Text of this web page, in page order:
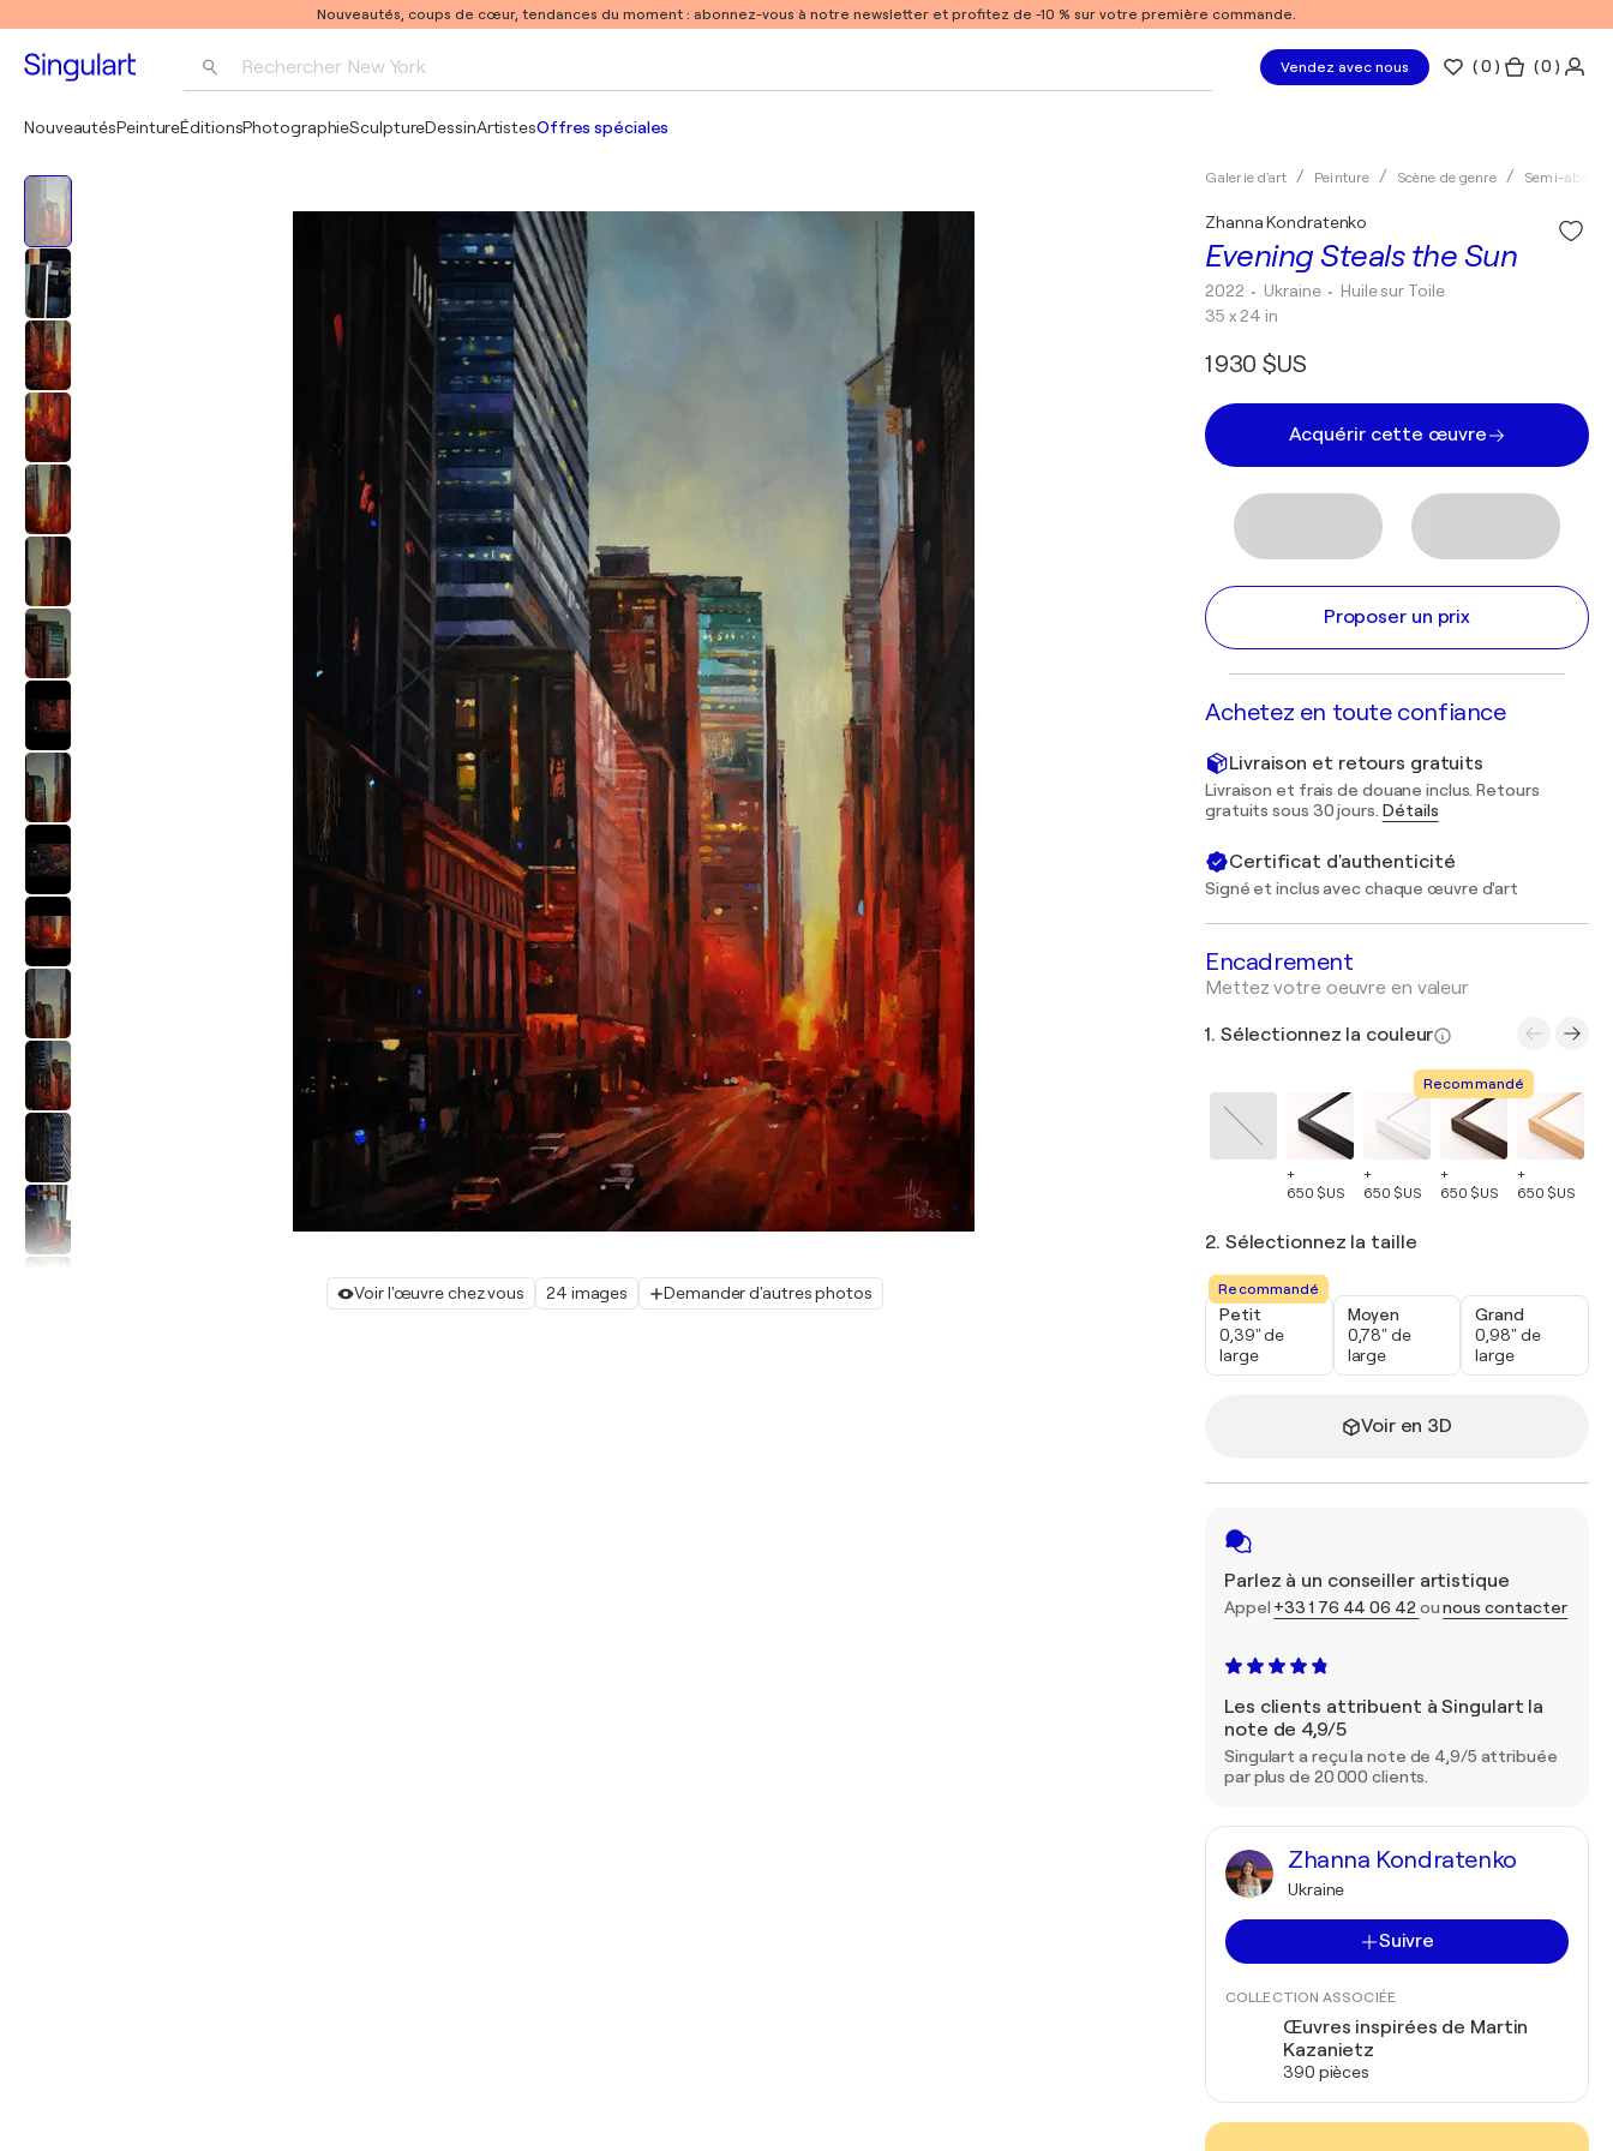
Nouveautés, coups de cœur, tendances du moment : abonnez-vous à notre newsletter et profitez de -10 % sur votre première commande.
Rechercher New York
Pablo Picasso
Vendez avec nous (0 ) ( 0 )
NouveautésPeintureÉditionsPhotographieSculptureDessinArtistesOffres spéciales
Voir l'œuvre chez vous 24 images Demander d'autres photos
Galerie d'art Peinture Scène de genre Semi-
Evening Steals the Sun
Zhanna Kondratenko
2022 • Ukraine • Huile sur Toile
35 x 24 in
1 930 $US
Acquérir cette œuvre
Proposer un prix
Achetez en toute confiance
Livraison et retours gratuits
Livraison et frais de douane inclus. Retours
gratuits sous 30 jours. Détails
Certificat d'authenticité
Signé et inclus avec chaque œuvre d'art
Encadrement
Mettez votre oeuvre en valeur
1. Sélectionnez la couleur
+
650 $US
+
650 $US
Recommandé
+
650 $US
+
650 $US
2. Sélectionnez la taille
Recommandé
Petit
0,39" de
large
Moyen
0,78" de
large
Grand
0,98" de
large
Voir en 3D
Parlez à un conseiller artistique
Appel +33 1 76 44 06 42 ounous contacter
Les clients attribuent à Singulart la
note de 4,9/5
Singulart a reçu la note de 4,9/5 attribuée
par plus de 20 000 clients.
Zhanna Kondratenko
Ukraine
Suivre
COLLECTION ASSOCIÉE
Œuvres inspirées de Martin
Kazanietz
390 pièces